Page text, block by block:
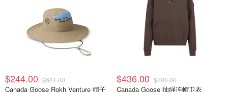
$244.00 $661.00
Canada Goose Rokh Venture 帽子
$436.00 $700.00
Canada Goose 抽绳连帽卫衣